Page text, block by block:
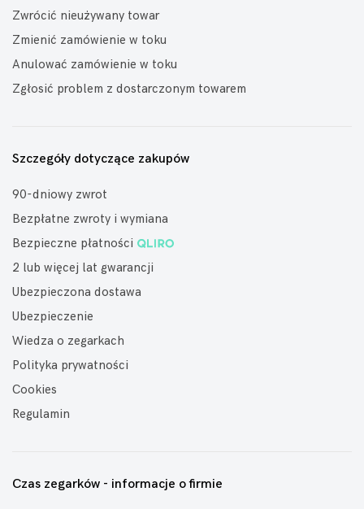
Zwrócić nieużywany towar
Zmienić zamówienie w toku
Anulować zamówienie w toku
Zgłosić problem z dostarczonym towarem
Szczegóły dotyczące zakupów
90-dniowy zwrot
Bezpłatne zwroty i wymiana
Bezpieczne płatności
2 lub więcej lat gwarancji
Ubezpieczona dostawa
Ubezpieczenie
Wiedza o zegarkach
Polityka prywatności
Cookies
Regulamin
Czas zegarków - informacje o firmie